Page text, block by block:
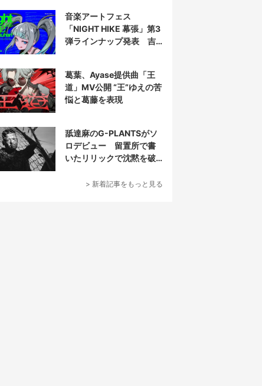
音楽アートフェス
「NIGHT HIKE 幕張」第3
弾ラインナップ発表 吉
葛葉、Ayase提供曲「王
道」MV公開 “王”ゆえの苦
悩と葛藤を表現
舐達麻のG-PLANTSがソ
ロデビュー 留置所で書
いたリリックで沈黙を破
> 新着記事をもっと見る